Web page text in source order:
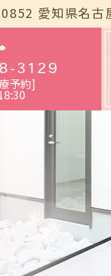
wp-
愛知県名古
3129
予約]